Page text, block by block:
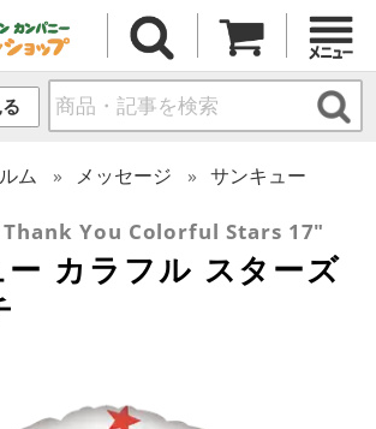
ム メッセージ サンキュー
Thank You Colorful Stars 17"
カラフル スターズ